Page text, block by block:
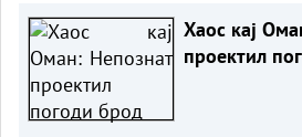
Хаос кај
проектил